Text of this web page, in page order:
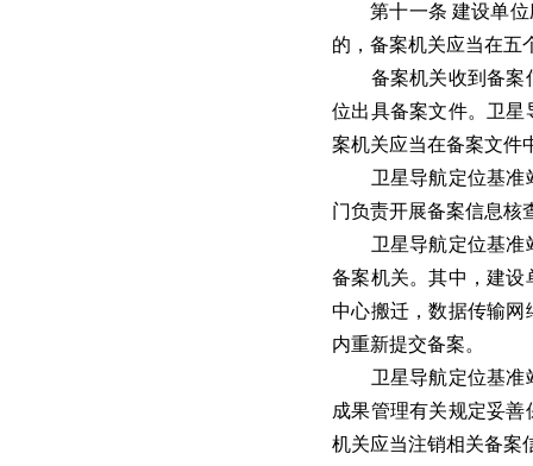
第十一条 建设单位
的，备案机关应当在五
备案机关收到备案信
位出具备案文件。卫星
案机关应当在备案文件
卫星导航定位基准站
门负责开展备案信息核
卫星导航定位基准站
备案机关。其中，建设
中心搬迁，数据传输网
内重新提交备案。
卫星导航定位基准站
成果管理有关规定妥
机关应当注销相关备案